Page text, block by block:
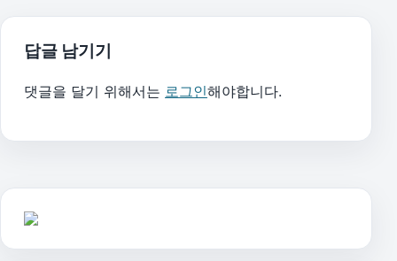
답글 남기기
댓글을 달기 위해서는 로그인해야합니다.